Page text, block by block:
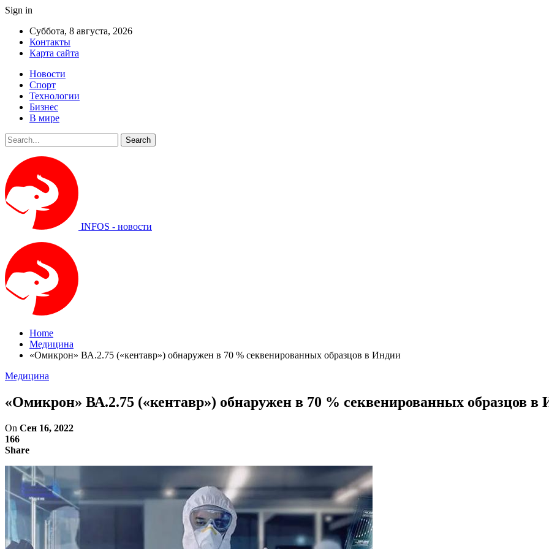
Sign in
Суббота, 8 августа, 2026
Контакты
Карта сайта
Новости
Спорт
Технологии
Бизнес
В мире
INFOS - новости
Home
Медицина
«Омикрон» ВА.2.75 («кентавр») обнаружен в 70 % секвенированных образцов в Индии
Медицина
«Омикрон» ВА.2.75 («кентавр») обнаружен в 70 % секвенированных образцов в
On Сен 16, 2022
166
Share